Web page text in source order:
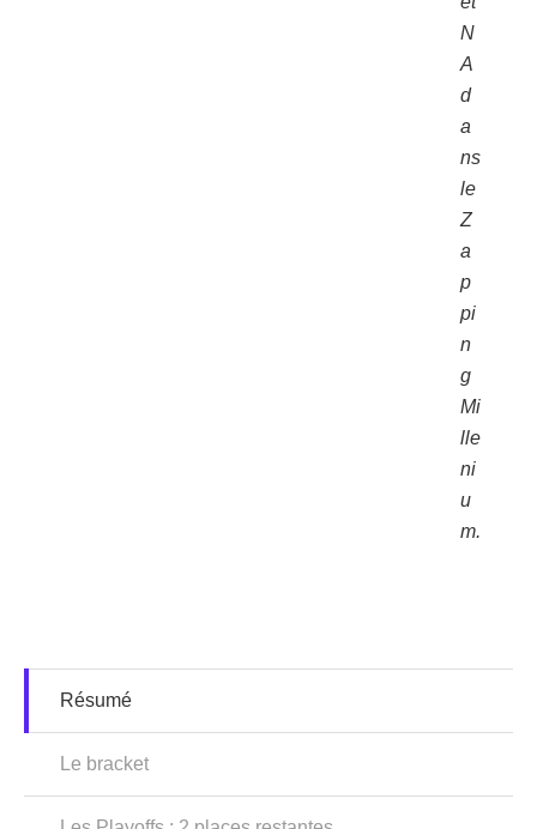
N
A
d
a
ns
le
Z
a
p
pi
n
g
Mi
lle
ni
u
m.
Résumé
Le bracket